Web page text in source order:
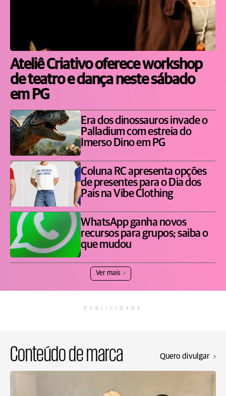
Ateliê Criativo oferece workshop
de teatro e dança neste sábado
em PG
Era dos dinossauros invade o
Palladium com estreia do
Imerso Dino em PG
Coluna RC apresenta opções
de presentes para o Dia dos
Pais na Vibe Clothing
WhatsApp ganha novos
recursos para grupos; saiba o
que mudou
Ver mais
PUBLICIDADE
Conteúdo de marca Quero divulgar